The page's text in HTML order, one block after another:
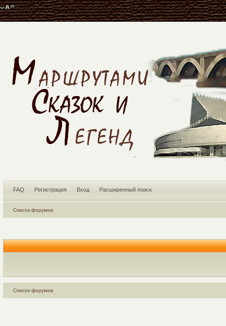
FAQ Регистрация Вход Расширенный поиск
Список форумов
Список форумов